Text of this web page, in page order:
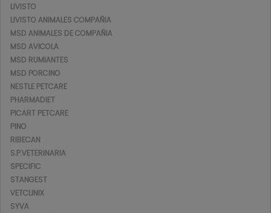
LIVISTO
LIVISTO ANIMALES COMPAÑIA
MSD ANIMALES DE COMPAÑIA
MSD AVICOLA
MSD RUMIANTES
MSD PORCINO
NESTLE PETCARE
PHARMADIET
PICART PETCARE
PINO
RIBECAN
S.P.VETERINARIA
SPECIFIC
STANGEST
VETCLINIX
SYVA